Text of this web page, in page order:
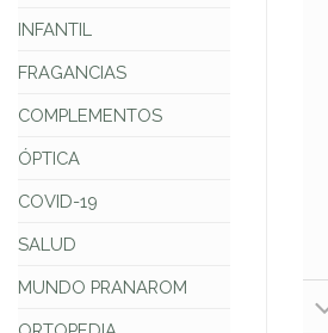
INFANTIL
FRAGANCIAS
COMPLEMENTOS
ÓPTICA
COVID-19
SALUD
MUNDO PRANAROM